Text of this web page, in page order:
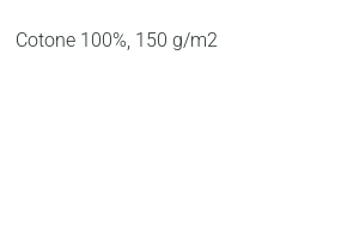
Cotone 100%, 150 g/m2